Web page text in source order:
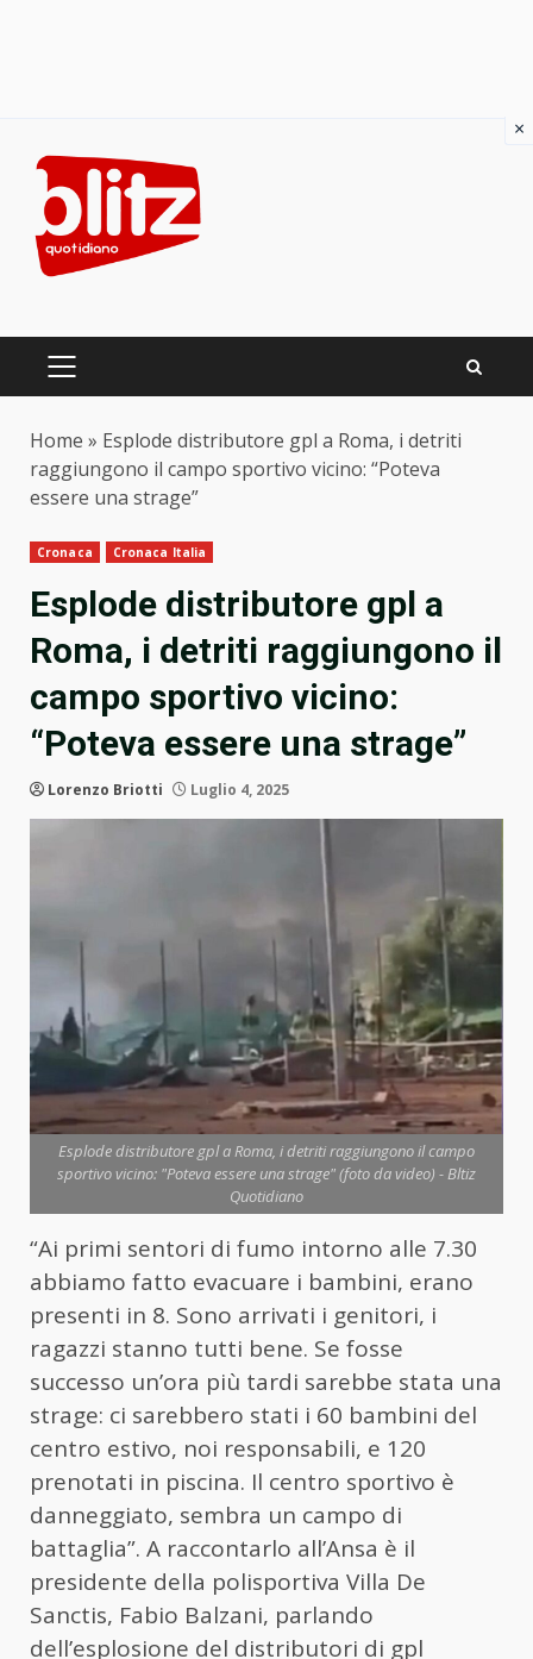
content
PRIMARY
Home » Esplode distributore gpl a Roma, i detriti
raggiungono il campo sportivo vicino: “Poteva
essere una strage”
Cronaca Cronaca Italia
Esplode distributore gpl a
Roma, i detriti raggiungono il
campo sportivo vicino:
“Poteva essere una strage”
Lorenzo Briotti Luglio 4, 2025
Esplode distributore gpl a Roma, i detriti raggiungono il campo
sportivo vicino: "Poteva essere una strage" (foto da video) - Bltiz
Quotidiano
“Ai primi sentori di fumo intorno alle 7.30
abbiamo fatto evacuare i bambini, erano
presenti in 8. Sono arrivati i genitori, i
ragazzi stanno tutti bene. Se fosse
successo un’ora più tardi sarebbe stata una
strage: ci sarebbero stati i 60 bambini del
centro estivo, noi responsabili, e 120
prenotati in piscina. Il centro sportivo è
danneggiato, sembra un campo di
battaglia”. A raccontarlo all’Ansa è il
presidente della polisportiva Villa De
Sanctis, Fabio Balzani, parlando
dell’esplosione del distributori di gpl
×